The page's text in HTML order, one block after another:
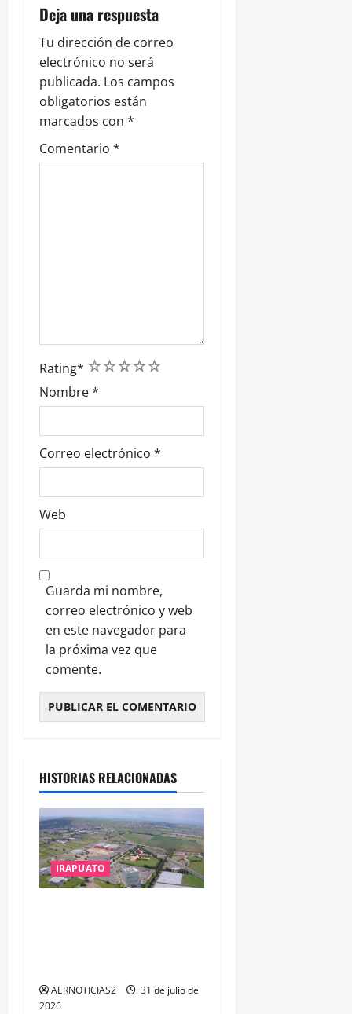
t
r
a
d
a
Deja una respuesta
Tu dirección de correo
electrónico no será
publicada. Los campos
obligatorios están
marcados con *
Comentario *
Rating* 5
4
3
2
1
Nombre*
Correo electrónico *
Web
Guarda mi nombre,
correo electrónico y web
en este navegador para
la próxima vez que
comente.
HISTORIAS RELACIONADAS
IRAPUATO
AERNOTICIAS2
31 de julio de
2026